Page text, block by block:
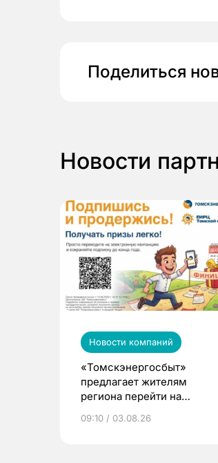
Поделиться
Новости
Новости компаний
«Томскэнергосбыт»
предлагает жителям
региона перейти на
выиграть призы
09:10 / 03.08.26